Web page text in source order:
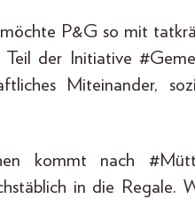
möchte P&G so mit
der Initiative
Miteinander,
kommt nach
in die Regale.